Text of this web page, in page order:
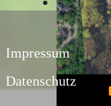
Impressum
Datenschutz